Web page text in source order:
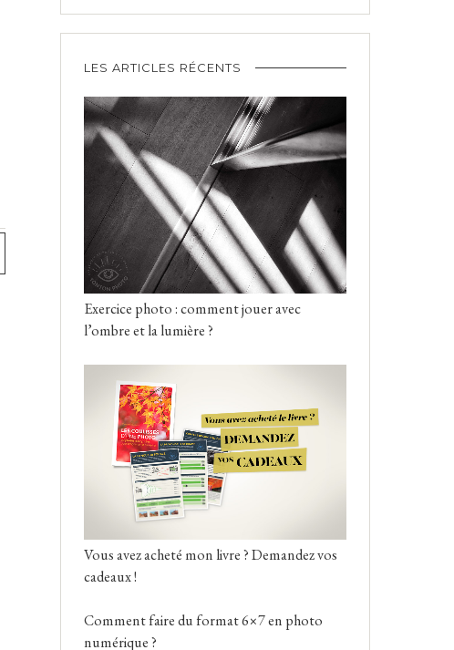
LES ARTICLES RÉCENTS
Exercice photo : comment jouer avec
l’ombre et la lumière ?
Vous avez acheté mon livre ? Demandez vos
cadeaux !
Comment faire du format 6×7 en photo
numérique ?